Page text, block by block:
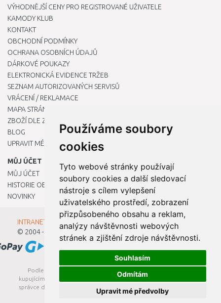
Používáme soubory
cookies
Tyto webové stránky používají
soubory cookies a další sledovací
nástroje s cílem vylepšení
uživatelského prostředí, zobrazení
přizpůsobeného obsahu a reklam,
analýzy návštěvnosti webových
stránek a zjištění zdroje návštěvnosti.
Souhlasím
Odmítám
Upravit mé předvolby
VÝHODNĚJŠÍ CENY PRO REGISTROVANÉ UŽIVATELE
KAMODY KLUB
KONTAKT
OBCHODNÍ PODMÍNKY
OCHRANA OSOBNÍCH ÚDAJŮ
DÁRKOVÉ POUKAZY
ELEKTRONICKÁ EVIDENCE TRŽEB
SEZNAM AUTORIZOVANÝCH SERVISŮ
VRÁCENÍ / REKLAMACE
MAPA STRÁNKY
ZBOŽÍ DLE ZNAČEK
BLOG
UPRAVIT MÉ PŘEDVOLBY COOKIES
MŮJ ÚČET
MŮJ ÚČET
HISTORIE OBJEDNÁVEK
NOVINKY
INTRANET - Přihlášení pro zaměstnance
© 2004 - 2026
Kamody s.r.o.
Podle zákona o evidenci tržeb je prodávající povinen vystavit
kupujícímu účtenku. Zároveň je povinen zaevidovat přijatou tržbu u
správce daně online; v případě technického výpadku pak nejpozději
do 48 hodin.